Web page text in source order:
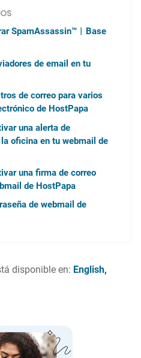
SpamAssassin™︱Base
de email en tu
de correo para varios
de HostPapa
una alerta de
oficina en tu webmail de
una firma de correo
de HostPapa
de webmail de
disponible en: English